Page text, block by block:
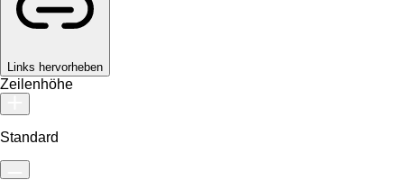
Links hervorheben
Zeilenhöhe
Standard